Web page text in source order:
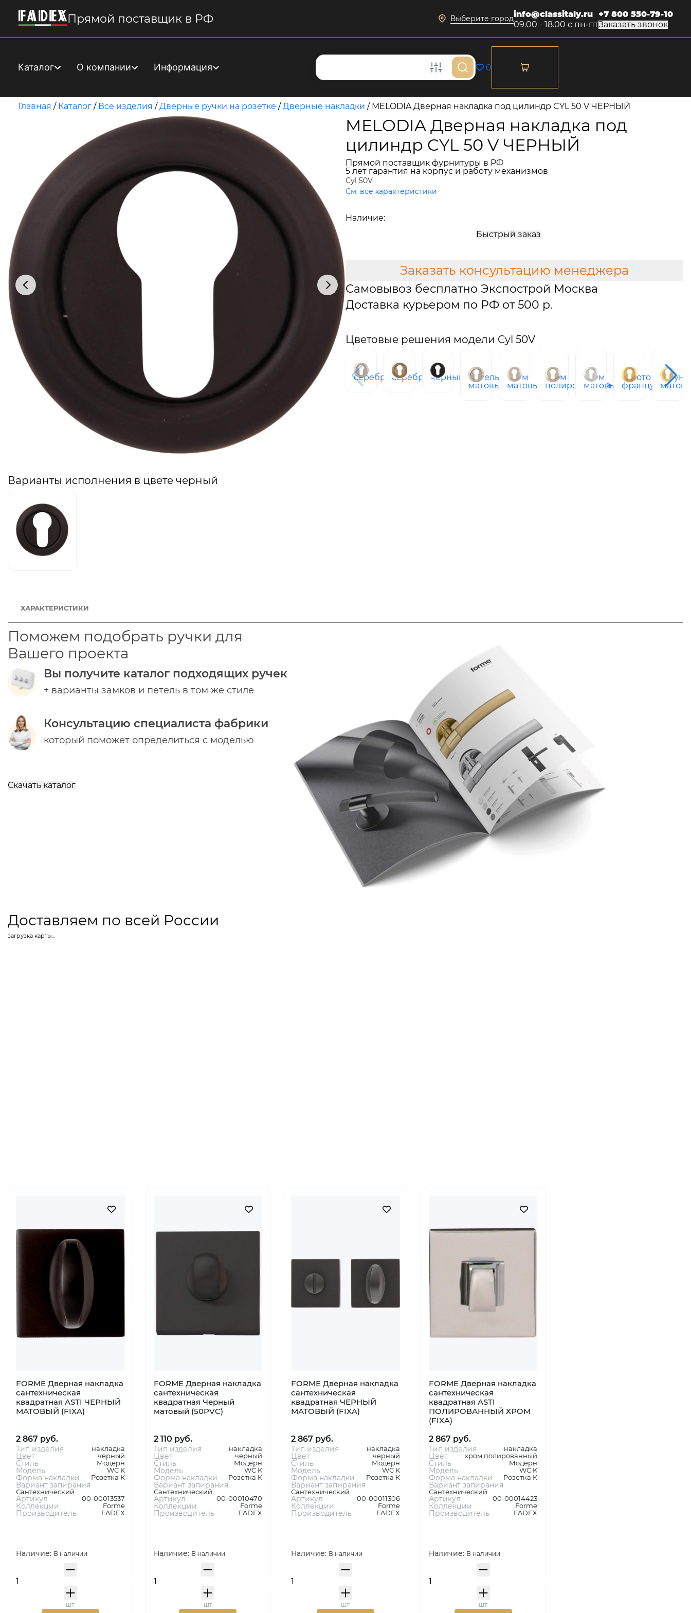
Прямой поставщик в РФ Выберите городinfo@classitaly.ru
09.00 - 18.00 с пн-пт
+7 800 550-79-10
Заказать звонок
Каталог О компании Информация 0
Главная / Каталог / Все изделия /Дверные ручки на розетке /Дверные накладки / MELODIA Дверная накладка под цилиндр CYL 50 V ЧЕРНЫЙ
MELODIA Дверная накладка под
цилиндр CYL 50 V ЧЕРНЫЙ
Прямой поставщик фурнитуры в РФ
5 лет гарантия на корпус и работу механизмов
Cyl 50V
См. все характеристики
Наличие:
Быстрый заказ
Заказать консультацию менеджера
Самовывоз бесплатно Экспострой Москва
Доставка курьером по РФ от 500 р.
Цветовые решения модели Cyl 50V
серебро серебро черный
никель
матовый
хром
матовый
хром
полированный
хром
матовый
золото
французское
латунь
Варианты исполнения в цвете черный
ХАРАКТЕРИСТИКИ
Поможем подобрать ручки для
Вашего проекта
Вы получите каталог подходящих ручек
+ варианты замков и петель в том же стиле
Консультацию специалиста фабрики
который поможет определиться с моделью
Скачать каталог
Доставляем по всей России
загрузка карты...
FORME Дверная накладка
сантехническая
квадратная ASTI ЧЕРНЫЙ
МАТОВЫЙ (FIXA)
2 867 руб.
Тип изделия накладка
Цвет черный
Стиль Модерн
Модель WC K
Форма накладки Розетка К
Вариант запирания
Сантехнический
Артикул 00-00013537
Коллекции Forme
Производитель FADEX
Наличие: В наличии
шт
FORME Дверная накладка
сантехническая
квадратная Черный
матовый (50PVC)
2 110 руб.
Тип изделия накладка
Цвет черный
Стиль Модерн
Модель WC K
Форма накладки Розетка К
Вариант запирания
Сантехнический
Артикул 00-00010470
Коллекции Forme
Производитель FADEX
Наличие: В наличии
шт
FORME Дверная накладка
сантехническая
квадратная ЧЕРНЫЙ
МАТОВЫЙ (FIXA)
2 867 руб.
Тип изделия накладка
Цвет черный
Стиль Модерн
Модель WC K
Форма накладки Розетка К
Вариант запирания
Сантехнический
Артикул 00-00011306
Коллекции Forme
Производитель FADEX
Наличие: В наличии
шт
FORME Дверная накладка
сантехническая
квадратная ASTI
ПОЛИРОВАННЫЙ ХРОМ
(FIXA)
2 867 руб.
Тип изделия накладка
Цвет хром полированный
Стиль Модерн
Модель WC K
Форма накладки Розетка К
Вариант запирания
Сантехнический
Артикул 00-00014423
Коллекции Forme
Производитель FADEX
Наличие: В наличии
шт